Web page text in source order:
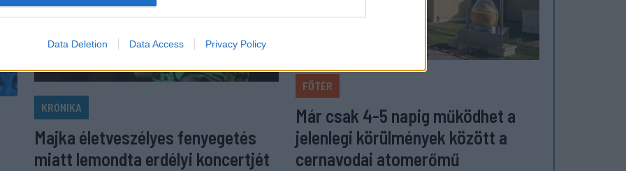
Data Deletion Data Access Privacy Policy
KRÓNIKA
Majka életveszélyes fenyegetés
miatt lemondta erdélyi koncertjét
FŐTÉR
Már csak 4-5 napig működhet a
jelenlegi körülmények között a
cernavodai atomerőmű